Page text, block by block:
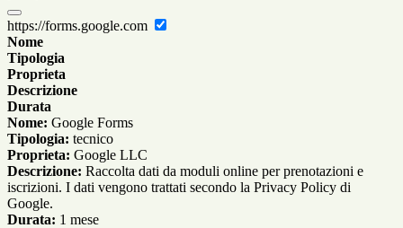
https://forms.google.com
Nome
Tipologia
Proprieta
Descrizione
Durata
Nome: Google Forms
Tipologia: tecnico
Proprieta: Google LLC
Descrizione: Raccolta dati da moduli online per prenotazioni e
iscrizioni. I dati vengono trattati secondo la Privacy Policy di
Google.
Durata: 1 mese